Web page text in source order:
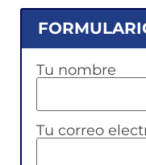
Tu nombre
Tu correo